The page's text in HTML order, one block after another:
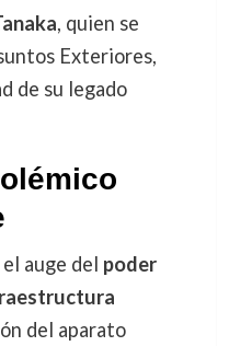
, quien se
Exteriores,
de su legado
auge del poder
del aparato